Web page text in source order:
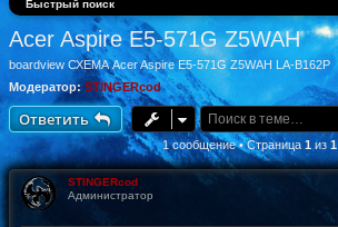
Быстрый поиск
Acer Aspire E5-571G Z5WAH
boardview СХЕМА Acer Aspire E5-571G Z5WAH LA-B162P
Модератор: STINGERcod
Ответить
1 сообщение • Страница 1из 1
STINGERcod
Администратор